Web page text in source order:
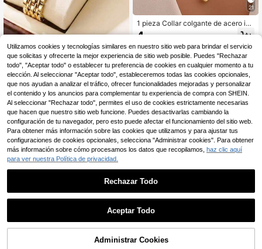
Nuevo reloj de lujo cuadrado dorad
o para niña, elegante esfera con nú
meros romanos, reloj de pulsera de
cuarzo con pulsera de metal, perfec
to para la oficina y el uso diario
#1 Más vendidos en Aleación De Zinc Conjuntos de relojes para muje
5 ,67€
21
1 pieza Collar colgante de acero ino
xidable con diseño de gota de agua
ro
4
AÑADIR A LA BOLSA
Utilizamos cookies y tecnologías similares en nuestro sitio web para brindar el servicio
que solicitas y ofrecerte la mejor experiencia de sitio web posible. Puedes "Rechazar
todo", "Aceptar todo" o establecer tu preferencia de cookies en cualquier momento a tu
elección. Al seleccionar "Aceptar todo", estableceremos todas las cookies opcionales,
que nos ayudan a analizar el tráfico, ofrecer funcionalidades mejoradas y personalizar
el contenido y los anuncios para complementar tu experiencia de compra con SHEIN.
Al seleccionar "Rechazar todo", permites el uso de cookies estrictamente necesarias
que hacen que nuestro sitio web funcione. Puedes desactivarlas cambiando la
configuración de tu navegador, pero esto puede afectar el funcionamiento del sitio web.
Para obtener más información sobre las cookies que utilizamos y para ajustar tus
configuraciones de cookies opcionales, selecciona "Administrar cookies". Para obtener
más información sobre cómo procesamos los datos que recopilamos, haz clic aquí
para ver nuestra Política de privacidad.
Rechazar Todo
Aceptar Todo
Administrar Cookies